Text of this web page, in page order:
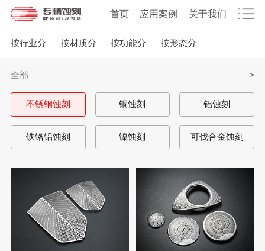
首页 应用案例 关于我们
按行业分 按材质分 按功能分 按形态分
全部 >
不锈钢蚀刻 铜蚀刻 铝蚀刻
铁铬铝蚀刻 镍蚀刻 可伐合金蚀刻